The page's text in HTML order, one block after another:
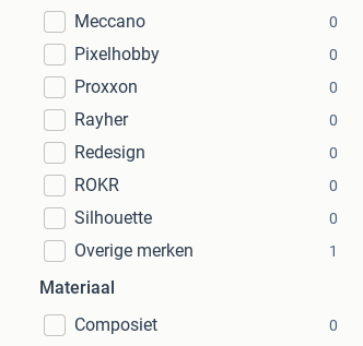
Meccano 0
Pixelhobby 0
Proxxon 0
Rayher 0
Redesign 0
ROKR 0
Silhouette 0
Overige merken 1
Materiaal
Composiet
0